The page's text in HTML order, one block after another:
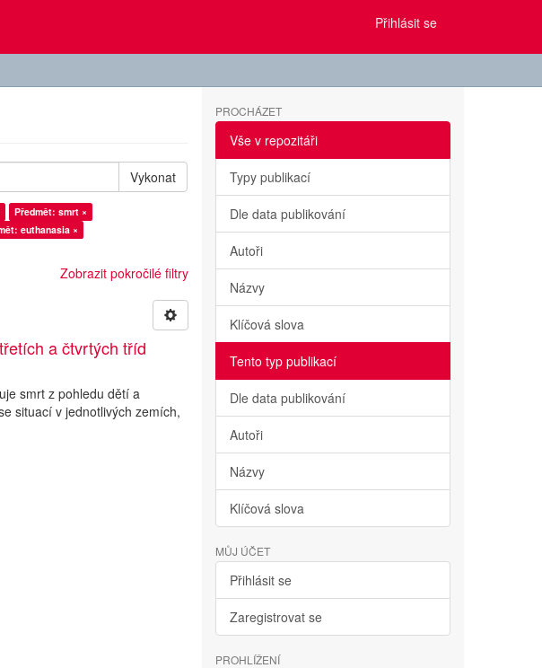
Přihlásit se
Vykonat
Předmět: smrt ×
euthanasia ×
Zobrazit pokročilé filtry
a čtvrtých tříd
smrt z pohledu dětí a
situací v jednotlivých zemích,
PROCHÁZET
Vše v repozitáři
Typy publikací
Dle data publikování
Autoři
Názvy
Klíčová slova
Tento typ publikací
Dle data publikování
Autoři
Názvy
Klíčová slova
MŮJ ÚČET
Přihlásit se
Zaregistrovat se
PROHLÍŽENÍ